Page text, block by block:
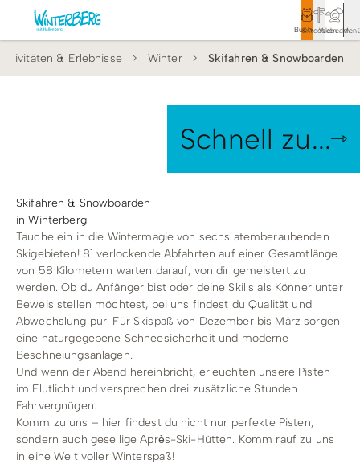
Buchen
Entdecken
Webcam
Tourismus Rathaus
Unterkünfte & Angebote
Service & Kontakt
Veranstaltungen
Wandern
Radfahren
Tourenportal
Tourist-Information
& Erlebnisse Winter Skifahren & Snowboarden
Schnell zu...
Skifahren & Snowboarden
in Winterberg
Tauche ein in die Wintermagie von sechs atemberaubenden
Skigebieten! 81 verlockende Abfahrten auf einer Gesamtlänge
von 58 Kilometern warten darauf, von dir gemeistert zu
werden. Ob du Anfänger bist oder deine Skills als Könner unter
Beweis stellen möchtest, bei uns findest du Qualität und
Abwechslung pur. Für Skispaß von Dezember bis März sorgen
eine naturgegebene Schneesicherheit und moderne
Beschneiungsanlagen.
Und wenn der Abend hereinbricht, erleuchten unsere Pisten
im Flutlicht und versprechen drei zusätzliche Stunden
Fahrvergnügen.
Komm zu uns – hier findest du nicht nur perfekte Pisten,
sondern auch gesellige Après-Ski-Hütten. Komm rauf zu uns
in eine Welt voller Winterspaß!